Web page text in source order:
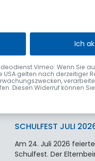
VERABSCHIEDUNG
Nach fast 48 Jahren
Bürgermeister
2. August 2026
SCHULFEST JULI
Am 24. Juli 2026
Schulfest. Der
Ich
Vimeo: Wenn Sie
USA gelten nach
Diesen Widerruf können